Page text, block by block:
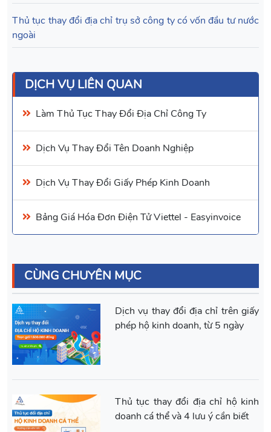
Thủ tục thay đổi địa chỉ trụ sở công ty có vốn đầu tư nước
ngoài
DỊCH VỤ LIÊN QUAN
Làm Thủ TụcThay Đổi Địa Chỉ Công Ty
Dịch Vụ Thay Đổi Tên Doanh Nghiệp
Dịch Vụ Thay Đổi Giấy Phép Kinh Doanh
Bảng Giá Hóa Đơn Điện Tử Viettel - Easyinvoice
CÙNG CHUYÊN MỤC
Dịch vụ thay đổi địa chỉ trên giấy
phép hộ kinh doanh, từ 5 ngày
Thủ tục thay đổi địa chỉ hộ kinh
doanh cá thể và 4 lưu ý cần biết